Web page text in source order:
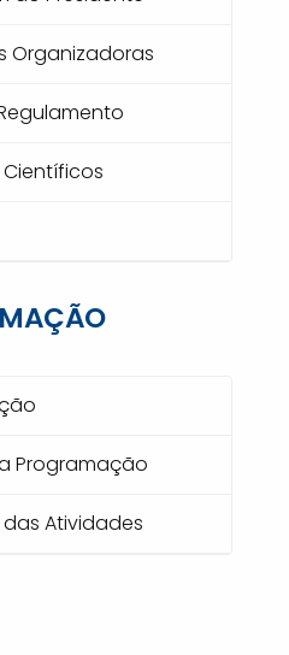
Organizadoras
Programação
Atividades